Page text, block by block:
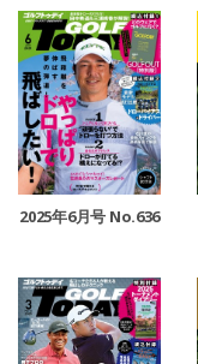
2025年6月号 No.636